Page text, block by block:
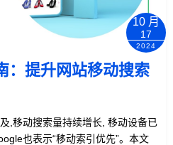
10 月
17
2024
：提升网站移动搜索
,移动搜索量持续增长, 移动设备已
也表示“移动索引优先”。本文